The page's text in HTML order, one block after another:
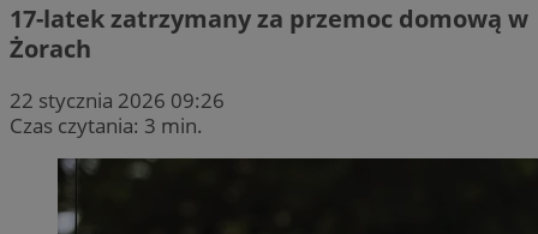
17-latek zatrzymany za przemoc domową w
Żorach
22 stycznia 2026 09:26
Czas czytania: 3 min.